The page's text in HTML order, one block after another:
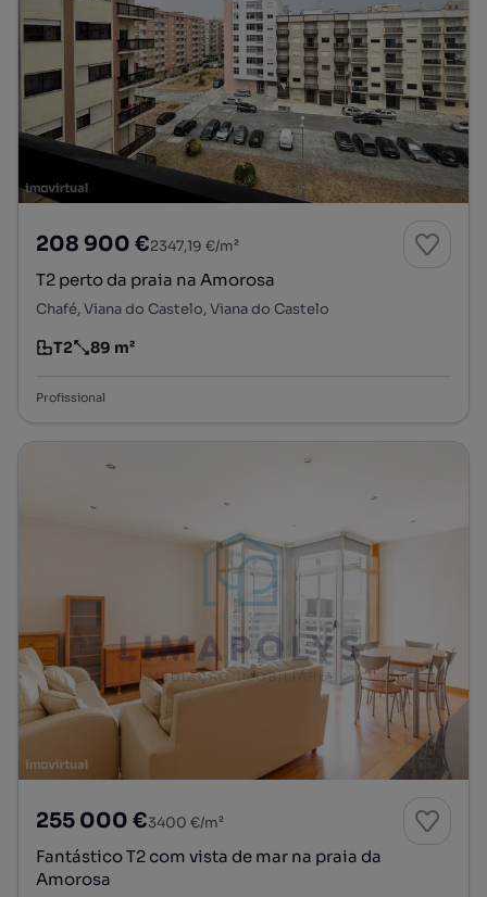
208 900 €2347,19 €/m²
T2 perto da praia na Amorosa
Chafé, Viana do Castelo, Viana do Castelo
Tipologia
T2
Preço por metro quadrado
89 m²
Profissional
255 000 €3400 €/m²
Fantástico T2 com vista de mar na praia da
Amorosa